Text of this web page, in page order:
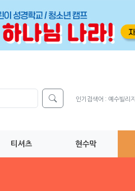
인기검색어 : 예수빌리지
티셔츠 현수막